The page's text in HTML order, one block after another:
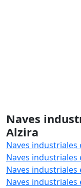
Naves
Alzira
Naves industriales
Naves industriales
Naves
Naves industriales